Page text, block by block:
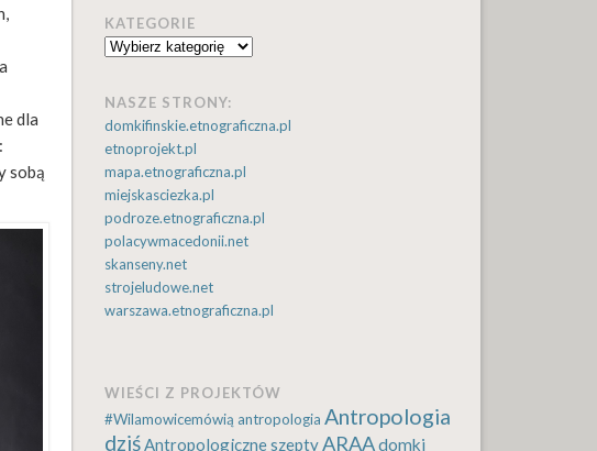
dla
sobą
KATEGORIE
Kategorie
NASZE STRONY:
domkifinskie.etnograficzna.pl
etnoprojekt.pl
mapa.etnograficzna.pl
miejskasciezka.pl
podroze.etnograficzna.pl
polacywmacedonii.net
skanseny.net
strojeludowe.net
warszawa.etnograficzna.pl
WIEŚCI Z PROJEKTÓW
#Wilamowicemówią antropologia Antropologia
dziśAntropologiczne szeptyARAAdomki